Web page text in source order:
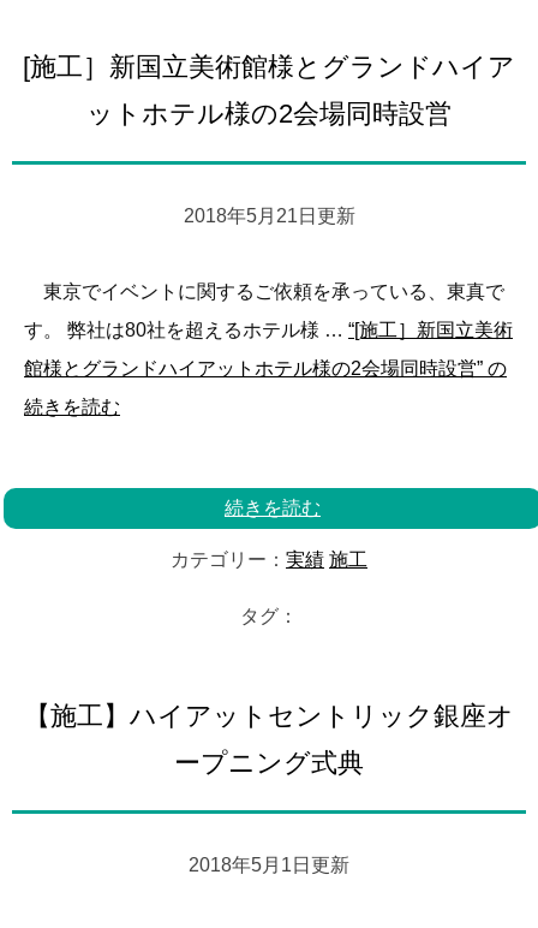
[施工］新国立美術館様とグランドハイア
ットホテル様の2会場同時設営
2018年5月21日更新
東京でイベントに関するご依頼を承っている、東真で
す。 弊社は80社を超えるホテル様 … “[施工］新国立美術
館様とグランドハイアットホテル様の2会場同時設営” の
続きを読む
続きを読む
カテゴリー： 実績 施工
タグ：
【施工】ハイアットセントリック銀座オ
ープニング式典
2018年5月1日更新